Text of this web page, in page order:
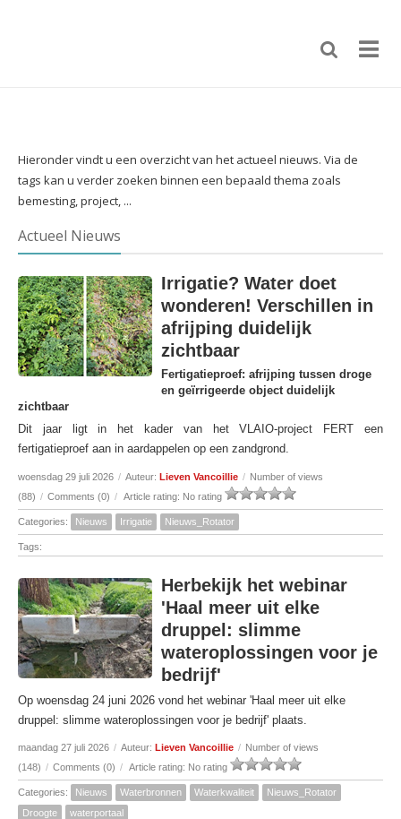
Hieronder vindt u een overzicht van het actueel nieuws. Via de
tags kan u verder zoeken binnen een bepaald thema zoals
bemesting, project, ...
Actueel Nieuws
Irrigatie? Water doet
wonderen! Verschillen in
afrijping duidelijk
zichtbaar
Fertigatieproef: afrijping tussen droge
en geïrrigeerde object duidelijk
zichtbaar
Dit jaar ligt in het kader van het VLAIO-project FERT een
fertigatieproef aan in aardappelen op een zandgrond.
woensdag 29 juli 2026 / Auteur: Lieven Vancoillie / Number of views
(88) / Comments (0) / Article rating: No rating
Categories: Nieuws Irrigatie Nieuws_Rotator
Tags:
Herbekijk het webinar
'Haal meer uit elke
druppel: slimme
wateroplossingen voor je
bedrijf'
Op woensdag 24 juni 2026 vond het webinar 'Haal meer uit elke
druppel: slimme wateroplossingen voor je bedrijf' plaats.
maandag 27 juli 2026 / Auteur: Lieven Vancoillie / Number of views
(148) / Comments (0) / Article rating: No rating
Categories: Nieuws Waterbronnen Waterkwaliteit
Nieuws_Rotator
Droogte
waterportaal